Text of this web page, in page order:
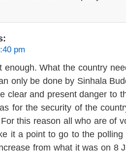
pm
enough. What the country
only be done by Sinhala
clear and present danger to
for the security of the
this reason all who are of
it a point to go to the
from what it was on 8